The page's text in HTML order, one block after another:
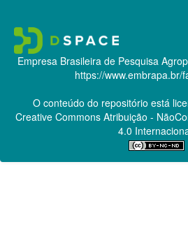
Empresa Brasileira de Pesquisa
https://www.embrapa.br/
O conteúdo do repositório está
Creative CommonsAtribuição -
4.0